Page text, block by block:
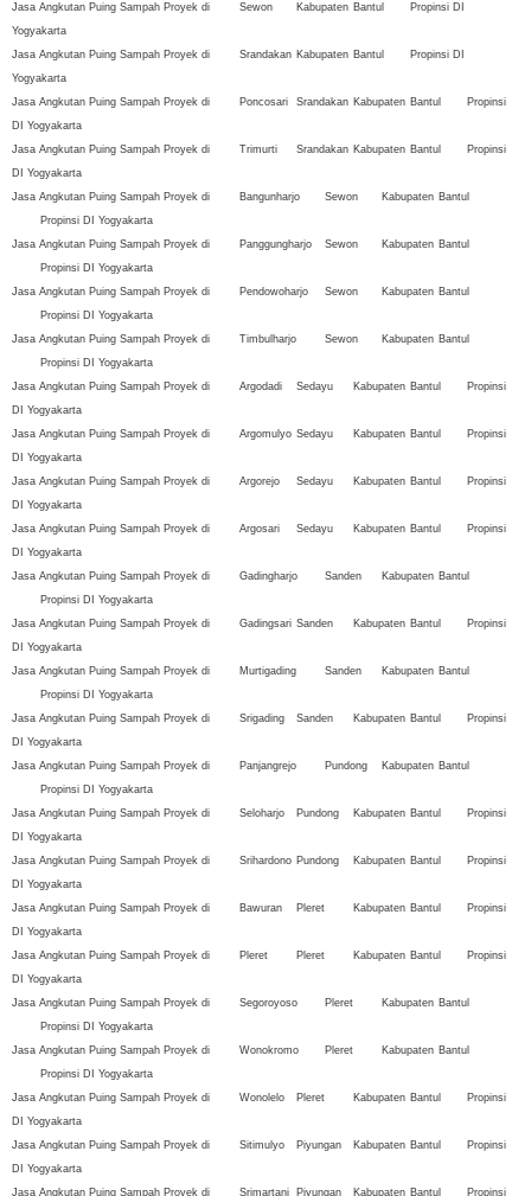
Jasa Angkutan Puing Sampah Proyek di
Sewon Kabupaten Bantul
Propinsi DI
Yogyakarta
Jasa Angkutan Puing Sampah Proyek di
Srandakan Kabupaten Bantul
Propinsi DI
Yogyakarta
Jasa Angkutan Puing Sampah Proyek di
Poncosari Srandakan Kabupaten Bantul
Propinsi
DI Yogyakarta
Jasa Angkutan Puing Sampah Proyek di
Trimurti Srandakan Kabupaten Bantul
Propinsi
DI Yogyakarta
Jasa Angkutan Puing Sampah Proyek di
Bangunharjo Sewon Kabupaten Bantul
Propinsi DI Yogyakarta
Jasa Angkutan Puing Sampah Proyek di
Panggungharjo Sewon Kabupaten Bantul
Propinsi DI Yogyakarta
Jasa Angkutan Puing Sampah Proyek di
Pendowoharjo Sewon Kabupaten Bantul
Propinsi DI Yogyakarta
Jasa Angkutan Puing Sampah Proyek di
Timbulharjo Sewon Kabupaten Bantul
Propinsi DI Yogyakarta
Jasa Angkutan Puing Sampah Proyek di
Argodadi Sedayu Kabupaten Bantul
Propinsi
DI Yogyakarta
Jasa Angkutan Puing Sampah Proyek di
Argomulyo Sedayu Kabupaten Bantul
Propinsi
DI Yogyakarta
Jasa Angkutan Puing Sampah Proyek di
Argorejo Sedayu Kabupaten Bantul
Propinsi
DI Yogyakarta
Jasa Angkutan Puing Sampah Proyek di
Argosari Sedayu Kabupaten Bantul
Propinsi
DI Yogyakarta
Jasa Angkutan Puing Sampah Proyek di
Gadingharjo Sanden Kabupaten Bantul
Propinsi DI Yogyakarta
Jasa Angkutan Puing Sampah Proyek di
Gadingsari Sanden Kabupaten Bantul
Propinsi
DI Yogyakarta
Jasa Angkutan Puing Sampah Proyek di
Murtigading Sanden Kabupaten Bantul
Propinsi DI Yogyakarta
Jasa Angkutan Puing Sampah Proyek di
Srigading Sanden Kabupaten Bantul
Propinsi
DI Yogyakarta
Jasa Angkutan Puing Sampah Proyek di
Panjangrejo Pundong Kabupaten Bantul
Propinsi DI Yogyakarta
Jasa Angkutan Puing Sampah Proyek di
Seloharjo Pundong Kabupaten Bantul
Propinsi
DI Yogyakarta
Jasa Angkutan Puing Sampah Proyek di
Srihardono Pundong Kabupaten Bantul
Propinsi
DI Yogyakarta
Jasa Angkutan Puing Sampah Proyek di
Bawuran Pleret Kabupaten Bantul
Propinsi
DI Yogyakarta
Jasa Angkutan Puing Sampah Proyek di
Pleret Pleret Kabupaten Bantul
Propinsi
DI Yogyakarta
Jasa Angkutan Puing Sampah Proyek di
Segoroyoso Pleret Kabupaten Bantul
Propinsi DI Yogyakarta
Jasa Angkutan Puing Sampah Proyek di
Wonokromo Pleret Kabupaten Bantul
Propinsi DI Yogyakarta
Jasa Angkutan Puing Sampah Proyek di
Wonolelo Pleret Kabupaten Bantul
Propinsi
DI Yogyakarta
Jasa Angkutan Puing Sampah Proyek di
Sitimulyo Piyungan Kabupaten Bantul
Propinsi
DI Yogyakarta
Jasa Angkutan Puing Sampah Proyek di
Srimartani Piyungan Kabupaten Bantul Propinsi